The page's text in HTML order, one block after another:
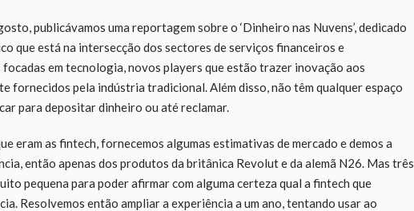
publicávamos uma reportagem sobre o ‘Dinheiro nas Nuvens’, dedicado
que está na intersecção dos sectores de serviços financeiros e
em tecnologia, novos players que estão trazer inovação aos
fornecidos pela indústria tradicional. Além disso, não têm qualquer espaço
para depositar dinheiro ou até reclamar.
eram as fintech, fornecemos algumas estimativas de mercado e demos a
então apenas dos produtos da britânica Revolut e da alemã N26. Mas três
pequena para poder afirmar com alguma certeza qual a fintech que
Resolvemos então ampliar a experiência a um ano, tentando usar ao